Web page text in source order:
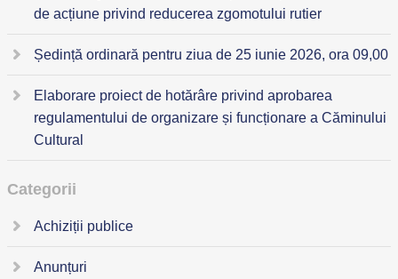
de acțiune privind reducerea zgomotului rutier
Ședință ordinară pentru ziua de 25 iunie 2026, ora 09,00
Elaborare proiect de hotărâre privind aprobarea
regulamentului de organizare și funcționare a Căminului
Cultural
Categorii
Achiziții publice
Anunțuri